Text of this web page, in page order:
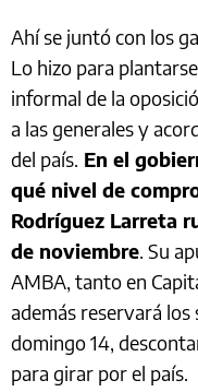
Ahí se juntó con los
Lo hizo para
informal de la
a las generales y
del país. En el
qué nivel de
Rodríguez Larreta
de noviembre. Su
AMBA, tanto en
además reservará los
domingo 14,
para girar por el país.